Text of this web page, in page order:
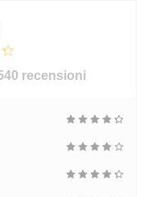
recensioni